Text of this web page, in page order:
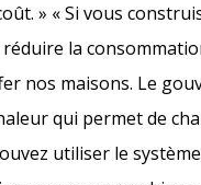
» « Si vous
la
nos maisons. Le
qui permet de
utiliser le